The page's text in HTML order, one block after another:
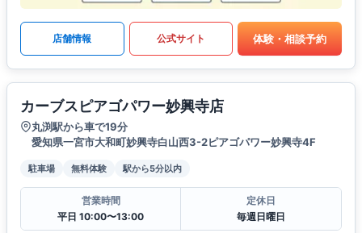
店舗情報 公式サイト 体験・相談予約
カーブスピアゴパワー妙興寺店
丸渕駅から車で19分
愛知県一宮市大和町妙興寺白山西3-2ピアゴパワー妙興寺4F
駐車場 無料体験 駅から5分以内
営業時間
平日 10:00〜13:00
定休日
毎週日曜日